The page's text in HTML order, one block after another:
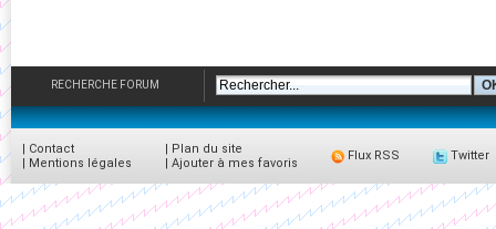
RECHERCHE FORUM
| Contact
| Mentions légales
| Plan du site
| Ajouter à mes favoris
Flux RSS Twitter